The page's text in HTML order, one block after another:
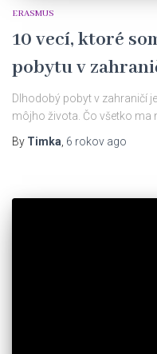
ERASMUS
10 vecí, ktoré
pobytu v
Dlhodobý pobyt v zahraničí
môjho života. Čo všetko ma
By Timka 6 rokov ago